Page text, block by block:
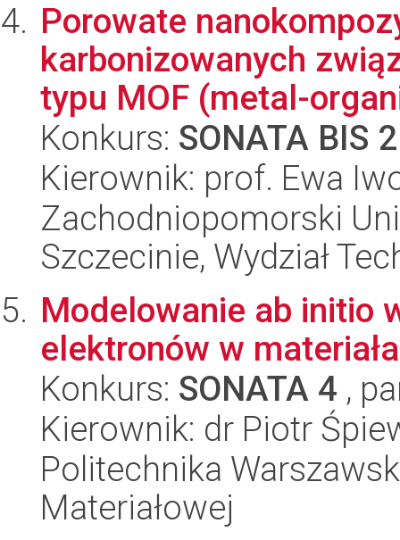
Porowate
karbonizowanych
typu MOF (metal-
Konkurs: SONATA BIS 2
Kierownik: prof. Ewa
Zachodniopomorski
Szczecinie, Wydział
Modelowanie ab initio
elektronów w
Konkurs: SONATA 4 ,
Kierownik: dr Piotr
Politechnika
Materiałowej